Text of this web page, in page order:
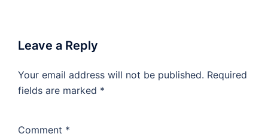
Leave a Reply
Your email address will not be published. Required
fields are marked *
Comment *